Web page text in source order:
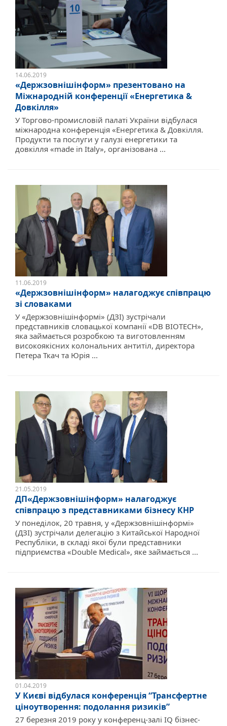
14.06.2019
«Держзовнішінформ» презентовано на
Міжнародній конференції «Енергетика &
Довкілля»
У Торгово-промисловій палаті України відбулася
міжнародна конференція «Енергетика & Довкілля.
Продукти та послуги у галузі енергетики та
довкілля «made in Italy», організована ...
11.06.2019
«Держзовнішінформ» налагоджує співпрацю
зі словаками
У «Держзовнішінформі» (ДЗІ) зустрічали
представників словацької компанії «DB BIOTECH»,
яка займається розробкою та виготовленням
високоякісних колональних антитіл, директора
Петера Ткач та Юрія ...
21.05.2019
ДП«Держзовнішінформ» налагоджує
співпрацю з представниками бізнесу КНР
У понеділок, 20 травня, у «Держзовнішінформі»
(ДЗІ) зустрічали делегацію з Китайської Народної
Республіки, в складі якої були представники
підприємства «Double Medical», яке займається ...
01.04.2019
У Києві відбулася конференція “Трансфертне
ціноутворення: подолання ризиків”
27 березня 2019 року у конференц-залі IQ бізнес-